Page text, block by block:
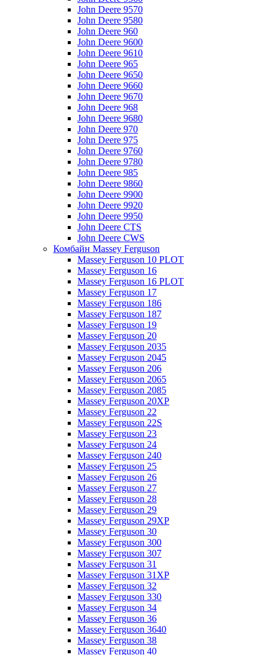
John Deere 9570
John Deere 9580
John Deere 960
John Deere 9600
John Deere 9610
John Deere 965
John Deere 9650
John Deere 9660
John Deere 9670
John Deere 968
John Deere 9680
John Deere 970
John Deere 975
John Deere 9760
John Deere 9780
John Deere 985
John Deere 9860
John Deere 9900
John Deere 9920
John Deere 9950
John Deere CTS
John Deere CWS
Комбайн Massey Ferguson
Massey Ferguson 10 PLOT
Massey Ferguson 16
Massey Ferguson 16 PLOT
Massey Ferguson 17
Massey Ferguson 186
Massey Ferguson 187
Massey Ferguson 19
Massey Ferguson 20
Massey Ferguson 2035
Massey Ferguson 2045
Massey Ferguson 206
Massey Ferguson 2065
Massey Ferguson 2085
Massey Ferguson 20XP
Massey Ferguson 22
Massey Ferguson 22S
Massey Ferguson 23
Massey Ferguson 24
Massey Ferguson 240
Massey Ferguson 25
Massey Ferguson 26
Massey Ferguson 27
Massey Ferguson 28
Massey Ferguson 29
Massey Ferguson 29XP
Massey Ferguson 30
Massey Ferguson 300
Massey Ferguson 307
Massey Ferguson 31
Massey Ferguson 31XP
Massey Ferguson 32
Massey Ferguson 330
Massey Ferguson 34
Massey Ferguson 36
Massey Ferguson 3640
Massey Ferguson 38
Massey Ferguson 40